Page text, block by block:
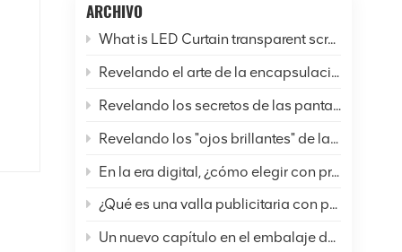
ARCHIVO
What is LED Curtain transparent screen? - Explore the new horizon of digital cities
Revelando el arte de la encapsulación de pantallas LED: un análisis completo de seis técnicas comunes y perspectivas futuras
Revelando los secretos de las pantallas LED: ¿Cómo están cambiando nuestras vidas y el mundo?
Revelando los "ojos brillantes" de las pantallas LED: un análisis completo de la resolución
En la era digital, ¿cómo elegir con precisión las pantallas LED?
¿Qué es una valla publicitaria con pantalla LED para exteriores?
Un nuevo capítulo en el embalaje de pantallas LED: ¿Cuál es la diferencia entre la tecnología SMD y COB?